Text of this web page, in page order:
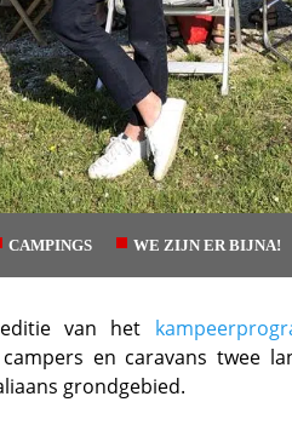
CAMPINGS WE ZIJN ER BIJNA!
van het
en caravans twee
grondgebied.